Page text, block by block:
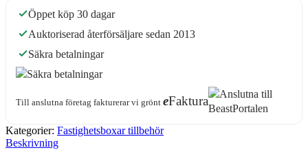
Öppet köp 30 dagar
Auktoriserad återförsäljare sedan 2013
Säkra betalningar
Till anslutna företag fakturerar vi grönt eFaktura
Kategorier: Fastighetsboxar tillbehör
Beskrivning